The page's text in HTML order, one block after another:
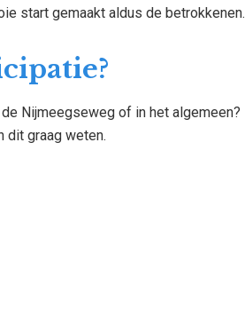
start gemaakt aldus de betrokkenen.
Nijmeegseweg of in het algemeen?
dit graag weten.